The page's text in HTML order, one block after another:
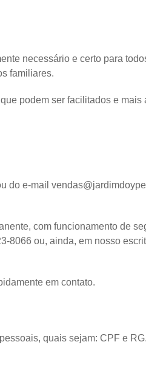
necessário e certo para
familiares.
podem ser facilitados e
e-mail
com funcionamento de
ou, ainda, em nosso
em contato.
quais sejam: CPF e RG.